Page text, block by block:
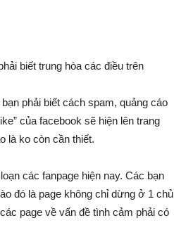
biết trung hòa các điều trên
phải biết cách spam, quảng cáo
của facebook sẽ hiện lên trang
là ko còn cần thiết.
các fanpage hiện nay. Các bạn
đó là page không chỉ dừng ở 1 chủ
page về vấn đề tình cảm phải có